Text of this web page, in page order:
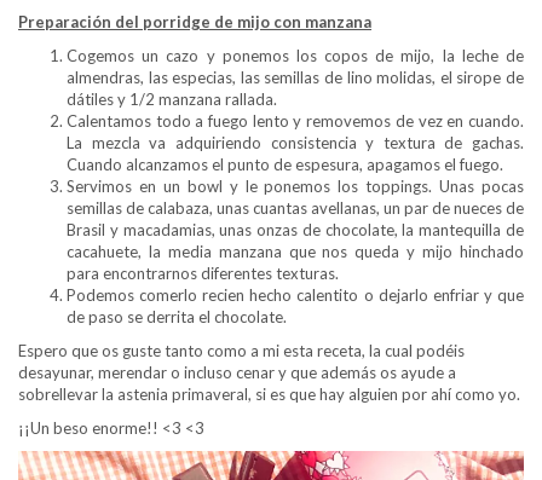
Preparación del porridge de mijo con manzana
Cogemos un cazo y ponemos los copos de mijo, la leche de
almendras, las especias, las semillas de lino molidas, el sirope de
dátiles y 1/2 manzana rallada.
Calentamos todo a fuego lento y removemos de vez en cuando.
La mezcla va adquiriendo consistencia y textura de gachas.
Cuando alcanzamos el punto de espesura, apagamos el fuego.
Servimos en un bowl y le ponemos los toppings. Unas pocas
semillas de calabaza, unas cuantas avellanas, un par de nueces de
Brasil y macadamias, unas onzas de chocolate, la mantequilla de
cacahuete, la media manzana que nos queda y mijo hinchado
para encontrarnos diferentes texturas.
Podemos comerlo recien hecho calentito o dejarlo enfriar y que
de paso se derrita el chocolate.
Espero que os guste tanto como a mi esta receta, la cual podéis
desayunar, merendar o incluso cenar y que además os ayude a
sobrellevar la astenia primaveral, si es que hay alguien por ahí como yo.
¡¡Un beso enorme!! <3 <3